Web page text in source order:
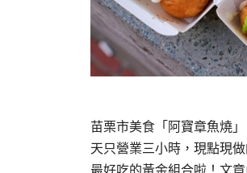
苗栗市美食「阿寶章魚燒
天只營業三小時，現點現
最好吃的黃金組合啦！文